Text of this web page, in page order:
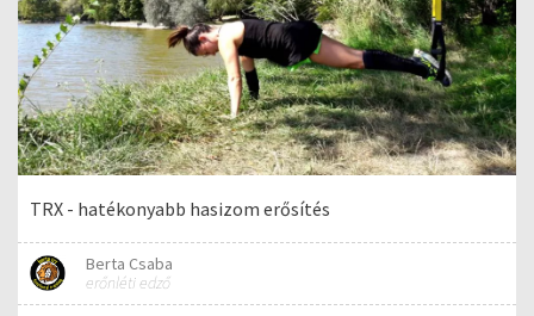
TRX - hatékonyabb hasizom erősítés
Berta Csaba
erőnléti edző